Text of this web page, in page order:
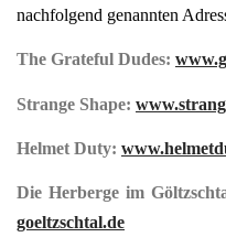
nachfolgend genannten
The Grateful Dudes:
Strange Shape:
Helmet Duty:
Die Herberge im
goeltzschtal.de